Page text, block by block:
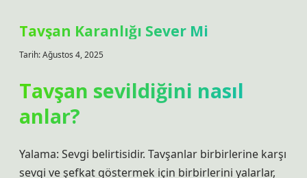
Tavşan Karanlığı Sever Mi
Tarih: Ağustos 4, 2025
Tavşan sevildiğini nasıl
anlar?
Yalama: Sevgi belirtisidir. Tavşanlar birbirlerine karşı
sevgi ve şefkat göstermek için birbirlerini yalarlar,